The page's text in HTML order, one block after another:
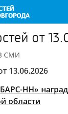
от
СМИ
13.06.2026
НН»
области